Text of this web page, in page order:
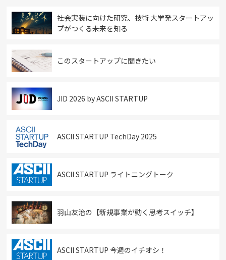
社会実装に向けた研究、技術 大学発スタートアッ
プがつくる未来を知る
このスタートアップに聞きたい
JID 2026 by ASCII STARTUP
ASCII STARTUP TechDay 2025
ASCII STARTUP ライトニングトーク
羽山友治の【新規事業が動く思考スイッチ】
ASCII STARTUP 今週のイチオシ！